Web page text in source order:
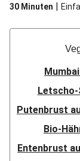
30 Minuten |
Putenbrust
Bio-
Entenbrust